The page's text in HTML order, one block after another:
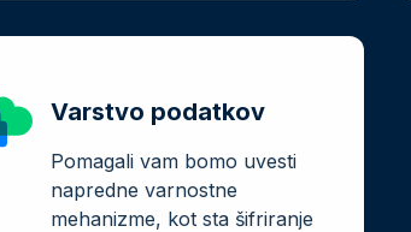
Varstvo podatkov
Pomagali vam bomo uvesti
napredne varnostne
mehanizme, kot sta šifriranje